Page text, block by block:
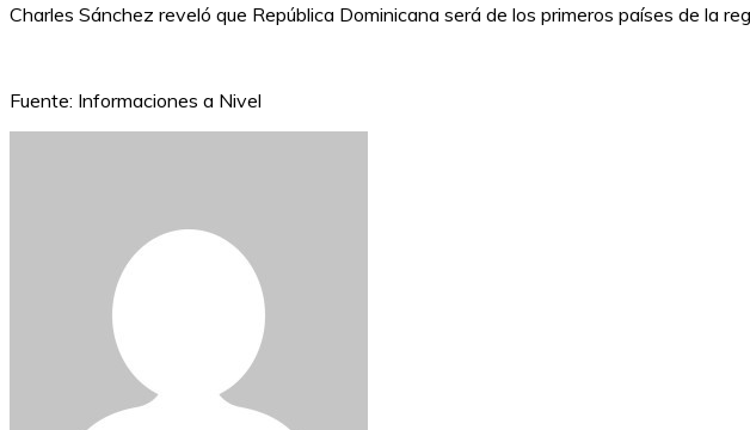
Charles Sánchez reveló que República Dominicana será de los primeros países de la
Fuente: Informaciones a Nivel